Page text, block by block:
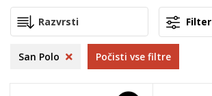
Filter
San Polo Počisti vse filtre